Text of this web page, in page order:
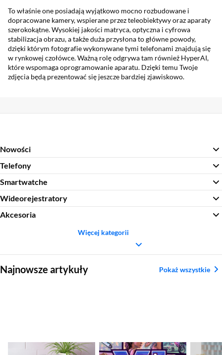
To właśnie one posiadają wyjątkowo mocno rozbudowane i
dopracowane kamery, wspierane przez teleobiektywy oraz aparaty
szerokokątne. Wysokiej jakości matryca, optyczna i cyfrowa
stabilizacja obrazu, a także duża przysłona to główne powody,
dzięki którym fotografie wykonywane tymi telefonami znajdują się
w rynkowej czołówce. Ważną rolę odgrywa tam również HyperAI,
które wspomaga oprogramowanie aparatu. Dzięki temu Twoje
zdjęcia będą prezentować się jeszcze bardziej zjawiskowo.
Nowości
Telefony
Smartwatche
Wideorejestratory
Akcesoria
Więcej kategorii
Najnowsze artykuły Pokaż wszystkie
Jaki monitor
GTA VI – premiera